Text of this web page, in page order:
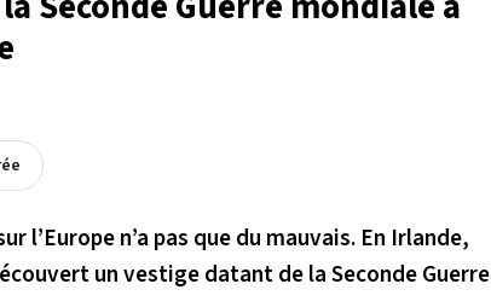
l’Europe n’a pas que du mauvais. En Irlande,
un vestige datant de la Seconde Guerre